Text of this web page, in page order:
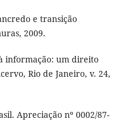
e transição
2009.
informação: um direito
Rio de Janeiro, v. 24,
Apreciação nº 0002/87-